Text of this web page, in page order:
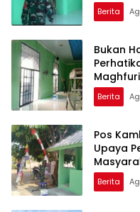
Berita
Bukan
Berita
Pos
Upaya
Berita